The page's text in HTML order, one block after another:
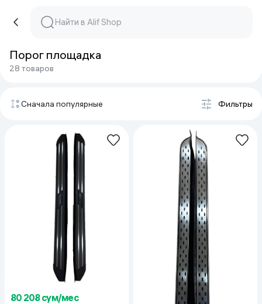
Порог площадка
28 товаров
Сначала популярные Фильтры
80 208 сум/мес